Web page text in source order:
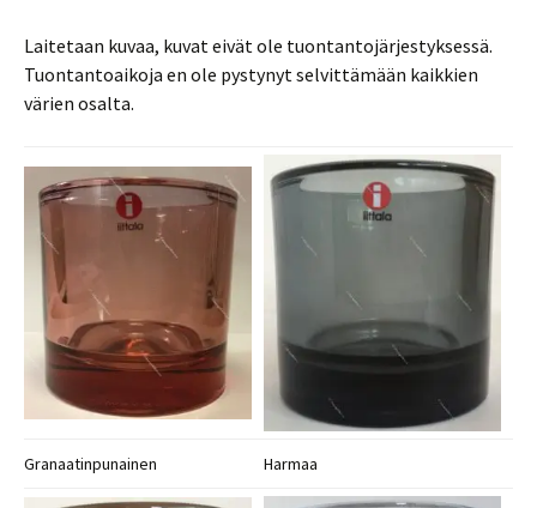
Laitetaan kuvaa, kuvat eivät ole tuontantojärjestyksessä.
Tuontantoaikoja en ole pystynyt selvittämään kaikkien
värien osalta.
Granaatinpunainen Harmaa